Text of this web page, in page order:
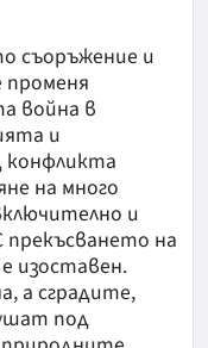
съоръжение и
променя
война в
и
конфликта
на много
и
на
изоставен.
а сградите,
под